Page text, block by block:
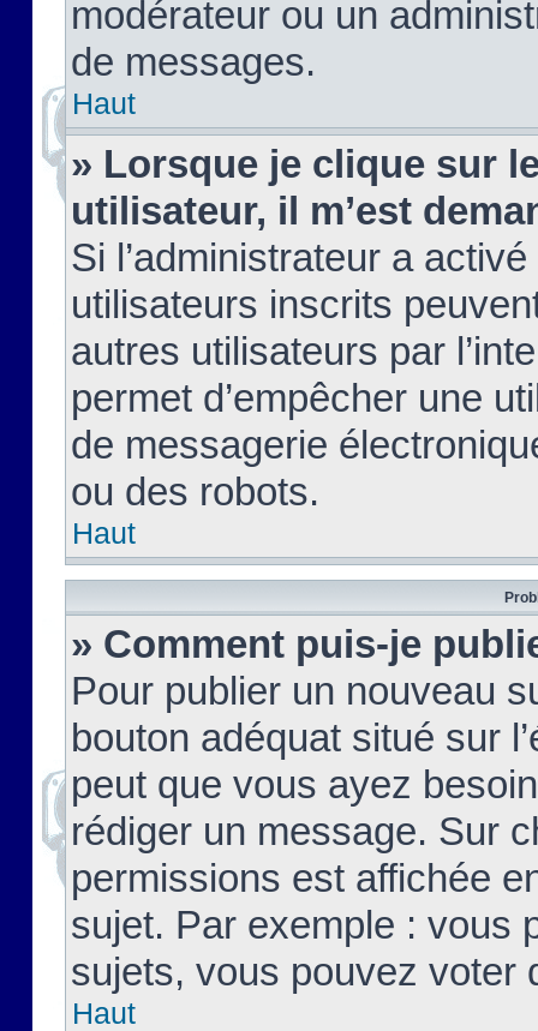
modérateur ou un
de messages.
Haut
» Lorsque je clique sur
utilisateur, il m’est
Si l’administrateur a
utilisateurs inscrits
autres utilisateurs par
permet d’empêcher une
de messagerie
ou des robots.
Haut
» Comment puis-je
Pour publier un nouveau
bouton adéquat situé sur
peut que vous ayez
rédiger un message. Sur
permissions est affichée
sujet. Par exemple : vous
sujets, vous pouvez voter
Haut